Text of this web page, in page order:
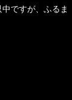
ですが、ふるま